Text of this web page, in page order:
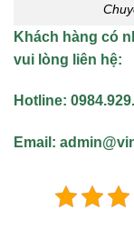
Khách hàng có
vui lòng liên hệ:
Hotline:
Email: